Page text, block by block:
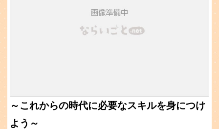
～これからの時代に必要なスキルを身につけ
よう～